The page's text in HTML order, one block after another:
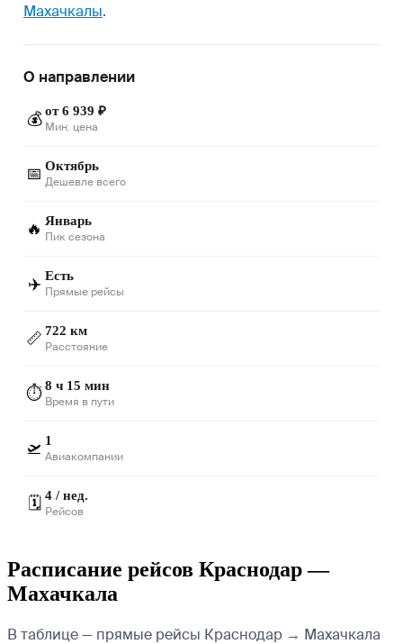
Махачкалы.
О направлении
💰 от 6 939 ₽
Мин. цена
📅 Октябрь
Дешевле всего
🔥 Январь
Пик сезона
✈️ Есть
Прямые рейсы
📏 722 км
Расстояние
⏱️8 ч 15 мин
Время в пути
🛫 1
Авиакомпании
🗓️ 4 / нед.
Рейсов
Расписание рейсов Краснодар —
Махачкала
В таблице — прямые рейсы Краснодар → Махачкала